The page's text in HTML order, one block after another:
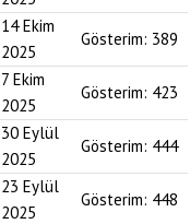
14 Ekim
2025
Gösterim: 389
7 Ekim
2025
Gösterim: 423
30 Eylül
2025
Gösterim: 444
23 Eylül
2025
Gösterim: 448